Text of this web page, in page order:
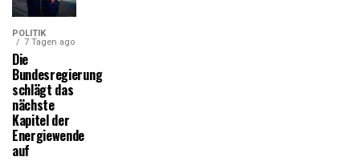
POLITIK
7 Tagen ago
Die
Bundesregierung
schlägt das
nächste
Kapitel der
Energiewende
auf